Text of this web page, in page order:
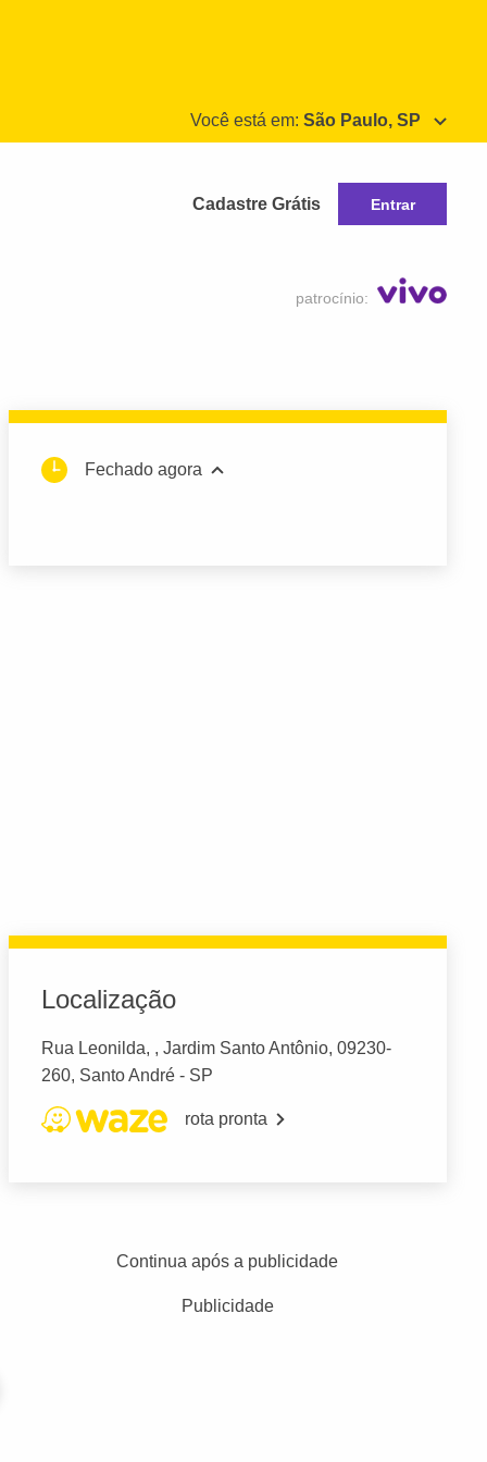
Você está em: São Paulo, SP
Cadastre Grátis Entrar
patrocínio:
Fechado agora
Localização
Rua Leonilda, , Jardim Santo Antônio, 09230-
260, Santo André - SP
rota pronta
Continua após a publicidade
Publicidade